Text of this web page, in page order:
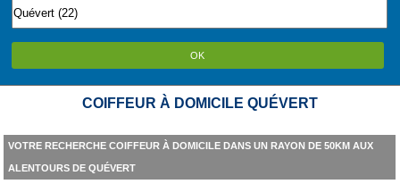
OK
COIFFEUR À DOMICILE QUÉVERT
VOTRE RECHERCHE COIFFEUR À DOMICILE DANS UN RAYON DE 50KM AUX
ALENTOURS DE QUÉVERT